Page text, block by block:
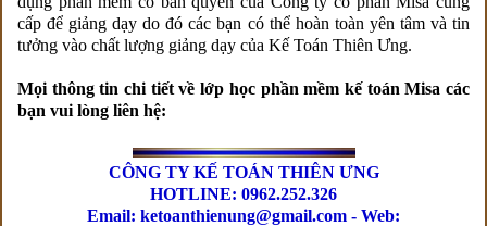
cấp để giảng dạy do đó các bạn có thể hoàn toàn yên tâm và tin
tưởng vào chất lượng giảng dạy của Kế Toán Thiên Ưng.
Mọi thông tin chi tiết về lớp học phần mềm kế toán Misa các
bạn vui lòng liên hệ:
CÔNG TY KẾ TOÁN THIÊN ƯNG
HOTLINE: 0962.252.326
Email: ketoanthienung@gmail.com - Web: